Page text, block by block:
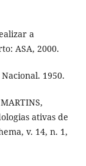
a
ASA, 2000.
1950.
ativas de
v. 14, n. 1,